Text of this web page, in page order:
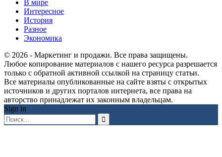
В мире
Интересное
История
Разное
Экономика
© 2026 - Маркетинг и продажи. Все права защищены.
Любое копирование материалов с нашего ресурса разрешается
только с обратной активной ссылкой на страницу статьи.
Все материалы опубликованные на сайте взяты с открытых
источников и других порталов интернета, все права на
авторство принадлежат их законным владельцам.
Sign in